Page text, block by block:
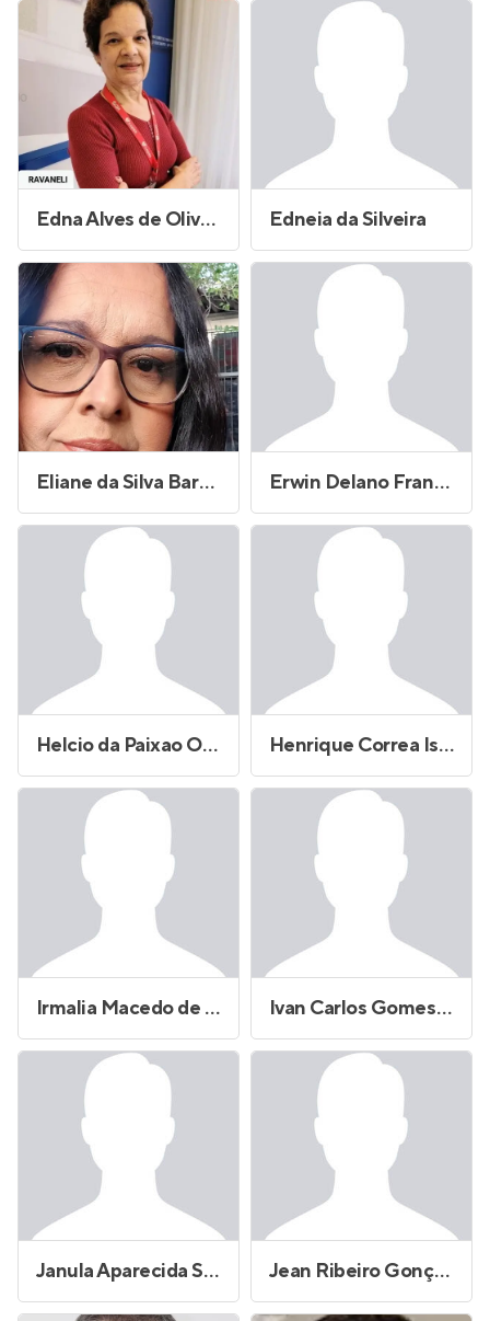
Edna Alves de Oliveira Edneia da Silveira
Eliane da Silva Barbosa Bordenalli Erwin Delano Franci Di Brotto
Helcio da Paixao Oliveira Rabelo Henrique Correa Israel
Irmalia Macedo de Carvalho Ivan Carlos Gomes Duarte
Janula Aparecida Spyridon Lymberopoulos Jean Ribeiro Gonçalves